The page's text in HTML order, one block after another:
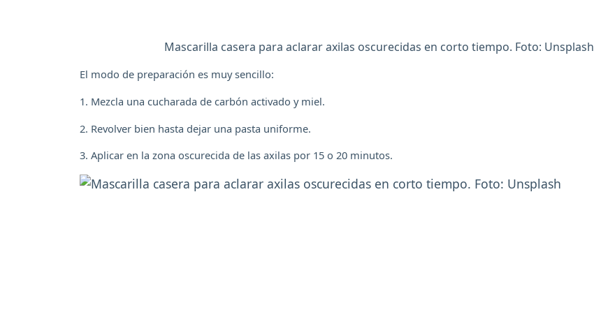
Mascarilla casera para aclarar axilas oscurecidas en corto tiempo. Foto: Unsplash
El modo de preparación es muy sencillo:
1. Mezcla una cucharada de carbón activado y miel.
2. Revolver bien hasta dejar una pasta uniforme.
3. Aplicar en la zona oscurecida de las axilas por 15 o 20 minutos.